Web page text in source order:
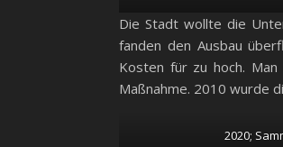
Die Stadt wollte die
fanden den Ausbau
Kosten für zu hoch.
Maßnahme. 2010 wurde
2020;